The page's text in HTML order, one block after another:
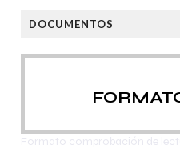
DOCUMENTOS